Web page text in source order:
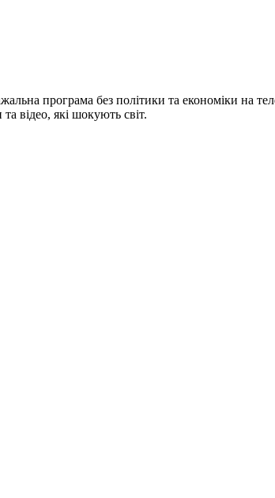
програма без політики та економіки на
відео, які шокують світ.